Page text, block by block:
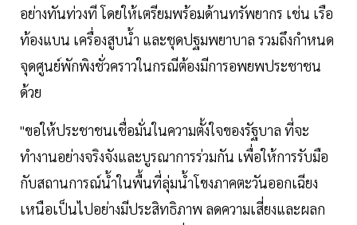
อย่างทันท่วงที โดยให้เตรียมพร้อมด้านทรัพยากร เช่น เรือ
ท้องแบน เครื่องสูบน้ำ และชุดปฐมพยาบาล รวมถึงกำหนด
จุดศูนย์พักพิงชั่วคราวในกรณีต้องมีการอพยพประชาชน
ด้วย
"ขอให้ประชาชนเชื่อมั่นในความตั้งใจของรัฐบาล ที่จะ
ทำงานอย่างจริงจังและบูรณาการร่วมกัน เพื่อให้การรับมือ
กับสถานการณ์น้ำในพื้นที่ลุ่มน้ำโขงภาคตะวันออกเฉียง
เหนือเป็นไปอย่างมีประสิทธิภาพ ลดความเสี่ยงและผลก